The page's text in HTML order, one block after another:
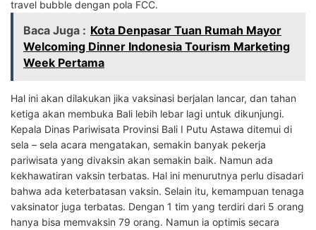
travel bubble dengan pola FCC.
Baca Juga : Kota Denpasar Tuan Rumah Mayor
Welcoming Dinner Indonesia Tourism Marketing
Week Pertama
Hal ini akan dilakukan jika vaksinasi berjalan lancar, dan tahan
ketiga akan membuka Bali lebih lebar lagi untuk dikunjungi.
Kepala Dinas Pariwisata Provinsi Bali I Putu Astawa ditemui di
sela – sela acara mengatakan, semakin banyak pekerja
pariwisata yang divaksin akan semakin baik. Namun ada
kekhawatiran vaksin terbatas. Hal ini menurutnya perlu disadari
bahwa ada keterbatasan vaksin. Selain itu, kemampuan tenaga
vaksinator juga terbatas. Dengan 1 tim yang terdiri dari 5 orang
hanya bisa memvaksin 79 orang. Namun ia optimis secara